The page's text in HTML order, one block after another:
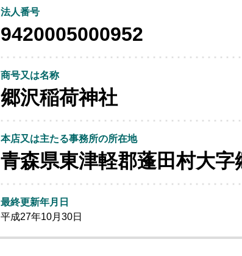
法人番号
9420005000952
商号又は名称
郷沢稲荷神社
本店又は主たる事務所の所在地
青森県東津軽郡蓬田村大
最終更新年月日
平成27年10月30日